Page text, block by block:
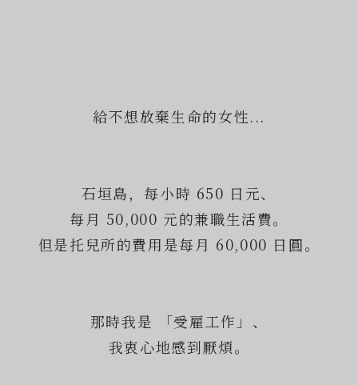
給不想放棄生命的女性...
石垣島，每小時 650 日元、
每月 50,000 元的兼職生活費。
但是托兒所的費用是每月 60,000 日圓。
那時我是 「受雇工作」、
我衷心地感到厭煩。